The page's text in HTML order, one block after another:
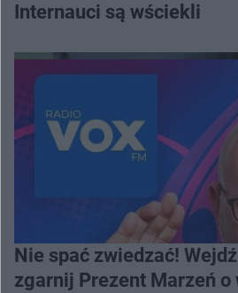
Internauci są wściekli
Nie spać zwiedzać!
zgarnij Prezent Marzeń